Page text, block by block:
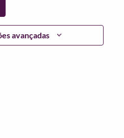
avançadas